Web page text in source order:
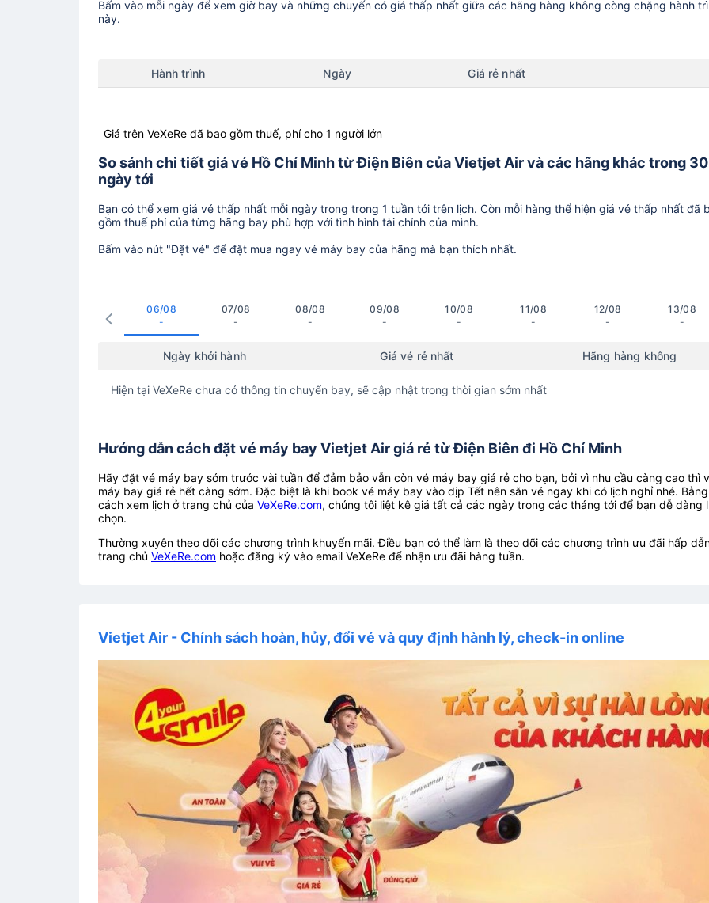
Bấm vào mỗi ngày để xem giờ bay và những chuyến có giá thấp nhất giữa các hãng hàng không còng chặng hành
này.
Hành trình Ngày Giá rẻ nhất
Giá trên VeXeRe đã bao gồm thuế, phí cho 1 người lớn
So sánh chi tiết giá vé Hồ Chí Minh từ Điện Biên của Vietjet Air và các hãng khác trong 30
ngày tới
Bạn có thể xem giá vé thấp nhất mỗi ngày trong trong 1 tuần tới trên lịch. Còn mỗi hàng thể hiện giá vé thấp nhất đã
gồm thuế phí của từng hãng bay phù hợp với tình hình tài chính của mình.
Bấm vào nút "Đặt vé" để đặt mua ngay vé máy bay của hãng mà bạn thích nhất.
06/08
-
07/08
-
08/08
-
09/08
-
10/08
-
11/08
-
12/08
-
13/08
-
Ngày khởi hành Giá vé rẻ nhất Hãng hàng không
Hiện tại VeXeRe chưa có thông tin chuyến bay, sẽ cập nhật trong thời gian sớm nhất
Hướng dẫn cách đặt vé máy bay Vietjet Air giá rẻ từ Điện Biên đi Hồ Chí Minh
Hãy đặt vé máy bay sớm trước vài tuần để đảm bảo vẫn còn vé máy bay giá rẻ cho bạn, bởi vì nhu cầu càng cao thì
máy bay giá rẻ hết càng sớm. Đặc biệt là khi book vé máy bay vào dịp Tết nên săn vé ngay khi có lịch nghỉ nhé. Bằng
cách xem lịch ở trang chủ của VeXeRe.com, chúng tôi liệt kê giá tất cả các ngày trong các tháng tới để bạn dễ dàng
chọn.
Thường xuyên theo dõi các chương trình khuyến mãi. Điều bạn có thể làm là theo dõi các chương trình ưu đãi hấp
trang chủ VeXeRe.com hoặc đăng ký vào email VeXeRe để nhận ưu đãi hàng tuần.
Vietjet Air - Chính sách hoàn, hủy, đổi vé và quy định hành lý, check-in online